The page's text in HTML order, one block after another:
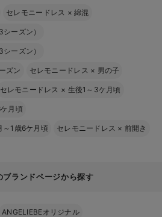
セレモニードレス ×綿混
ーズン）
ーズン）
ズン セレモニードレス × 男の子
セレモニードレス × 生後1～3ケ月頃
月頃
～1歳6ケ月頃 セレモニードレス × 前開き
ランドページから探す
ANGELIEBEオリジナル